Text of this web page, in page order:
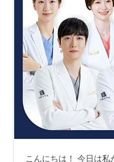
こんにちは！ 今日は